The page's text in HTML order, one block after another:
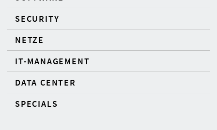
SECURITY
NETZE
IT-MANAGEMENT
DATA CENTER
SPECIALS